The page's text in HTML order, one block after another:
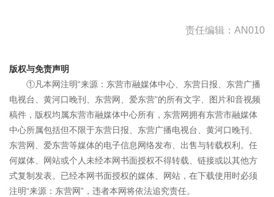
责任编辑：AN010
版权与免责声明
①凡本网注明“来源：东营市融媒体中心、东营日报、东营广播
电视台、黄河口晚刊、东营网、爱东营”的所有文字、图片和音视频
稿件，版权均属东营市融媒体中心所有，东营网拥有东营市融媒体
中心所属包括但不限于东营日报、东营广播电视台、黄河口晚刊、
东营网、爱东营等媒体的电子信息网络发布、出售与转载权利。任
何媒体、网站或个人未经本网书面授权不得转载、链接或以其他方
式复制发表。已经本网书面授权的媒体、网站，在下载使用时必须
注明“来源：东营网”，违者本网将依法追究责任。